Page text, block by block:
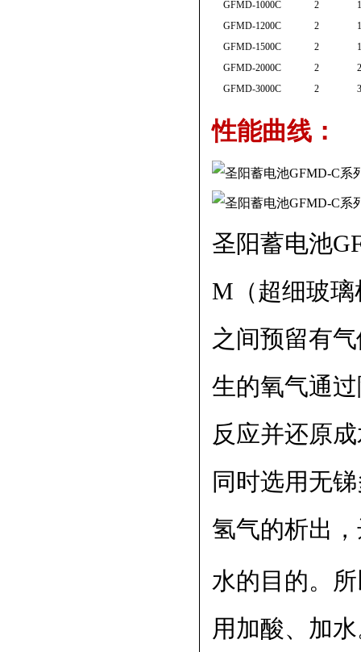
GFMD-1000C
2
GFMD-1200C
2
GFMD-1500C
2
GFMD-2000C
2
GFMD-3000C
2
性能曲线：
圣阳蓄电池
M（超细玻
之间预留有
生的氧气通
反应并还原
同时选用无
氢气的析出
水的目的。
用加酸、加